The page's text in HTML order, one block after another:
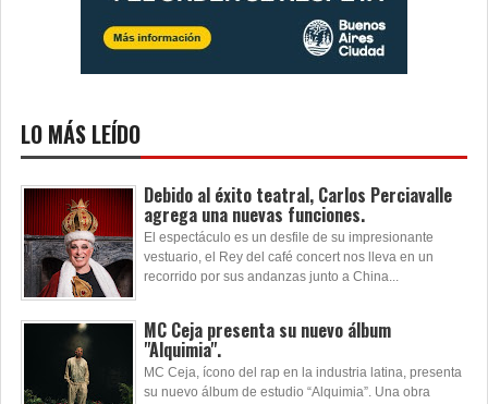
LO MÁS LEÍDO
Debido al éxito teatral, Carlos Perciavalle
agrega una nuevas funciones.
El espectáculo es un desfile de su impresionante
vestuario, el Rey del café concert nos lleva en un
recorrido por sus andanzas junto a China...
MC Ceja presenta su nuevo álbum
"Alquimia".
MC Ceja, ícono del rap en la industria latina, presenta
su nuevo álbum de estudio “Alquimia”. Una obra